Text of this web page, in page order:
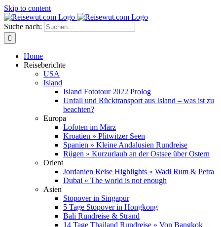
Skip to content
Suche nach:
Home
Reiseberichte
USA
Island
Island Fototour 2022 Prolog
Unfall und Rücktransport aus Island – was ist zu
beachten?
Europa
Lofoten im März
Kroatien » Plitwitzer Seen
Spanien » Kleine Andalusien Rundreise
Rügen » Kurzurlaub an der Ostsee über Ostern
Orient
Jordanien Reise Highlights » Wadi Rum & Petra
Dubai » The world is not enough
Asien
Stopover in Singapur
5 Tage Stopover in Hongkong
Bali Rundreise & Strand
14 Tage Thailand Rundreise » Von Bangkok